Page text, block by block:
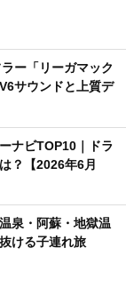
ー「リーガマック
サウンドと上質デ
ナビTOP10｜ドラ
？【2026年6月
泉・阿蘇・地獄温
ける子連れ旅